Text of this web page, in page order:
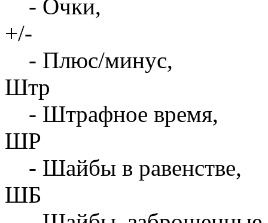
- Очки,
+/-
- Плюс/минус,
Штр
- Штрафное время,
ШР
- Шайбы в равенстве,
ШБ